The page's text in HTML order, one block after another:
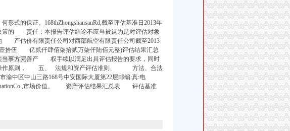
的保证。168thZhongshansanRd,截至评估基准日2013年
策的 责任；本报告评估结论不应当被认为是对评估对象
产估价有限责任公司对西部航空有限责任公司截至2013
拾伍 亿贰仟肆佰柒拾贰万柒仟陆佰元整)评估结果汇总
当事方完善产 权手续以满足出具评估报告的要求，同时
作原则， 五、 法规和资产评估准则、 方法、合法
区中山三路168号中安国际大厦第22层邮编:真:电
市场价值。 资产评估结果汇总表 评估基准